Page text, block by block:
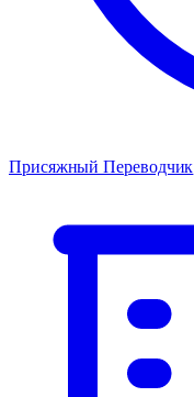
Присяжный Переводчик